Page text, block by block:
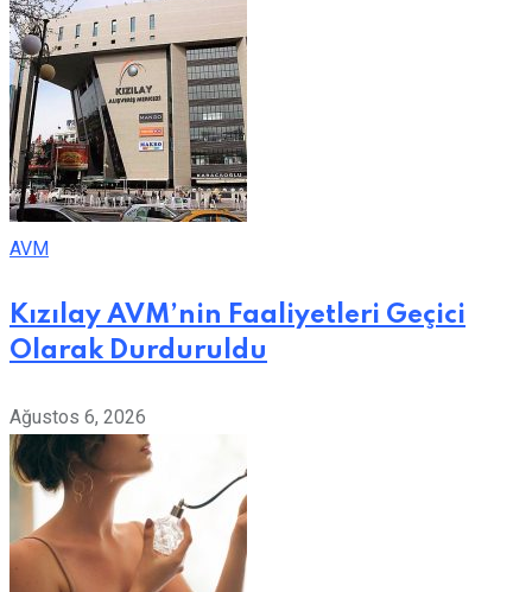
AVM
Kızılay AVM’nin Faaliyetleri Geçici
Olarak Durduruldu
Ağustos 6, 2026